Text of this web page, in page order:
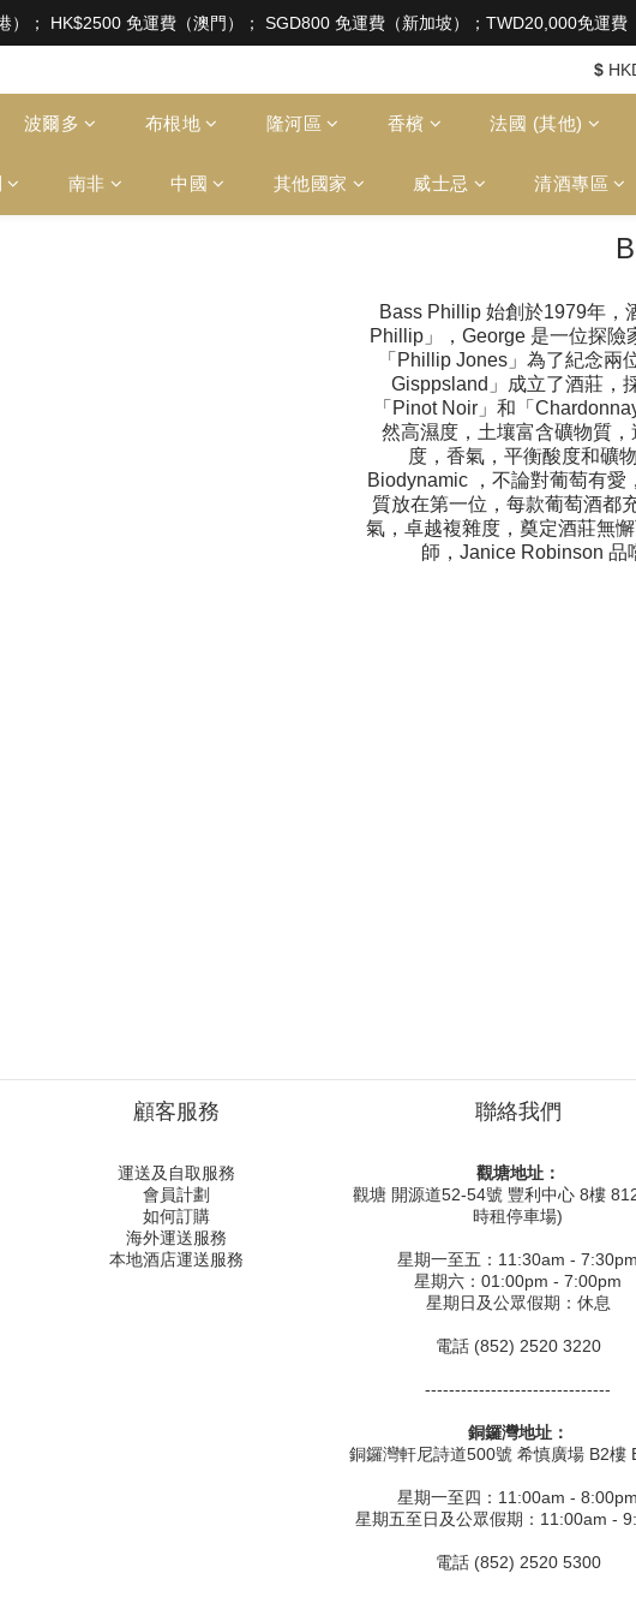
賣或供應令人醺醉的酒類。Under the law of Hong Kong, intoxicating liquor must
）； HK$2500 免運費（澳門）； SGD800 免運費（新加坡）；TWD20,000免運費
賣或供應令人醺醉的酒類。Under the law of Hong Kong, intoxicating liquor must
$
波爾多 布根地 隆河區 香檳 法國 (其他)
南非 中國 其他國家 威士忌 清酒專區
Bass Phillip 始創於1979年，
Phillip」，George 是一位探險
「Phillip Jones」為了紀念兩
Gisppsland」成立了酒莊，
「Pinot Noir」和「
然高濕度，土壤富含礦物質
度，香氣，平衡酸度和礦
Biodynamic ，不論對葡萄有
質放在第一位，每款葡萄酒都
氣，卓越複雜度，奠定酒莊無
師，Janice Robinson 品
顧客服務
運送及自取服務
會員計劃
如何訂購
海外運送服務
本地酒店運送服務
聯絡我們
觀塘地址：
觀塘 開源道52-54號 豐利中心 8樓
時租停車場)
星期一至五：11:30am - 7:30pm
星期六：01:00pm - 7:00pm
星期日及公眾假期：休息
電話 (852) 2520 3220
-------------------------------
銅鑼灣地址：
銅鑼灣軒尼詩道500號 希慎廣場 B2樓
星期一至四：11:00am - 8:00pm
星期五至日及公眾假期：11:00am -
電話 (852) 2520 5300